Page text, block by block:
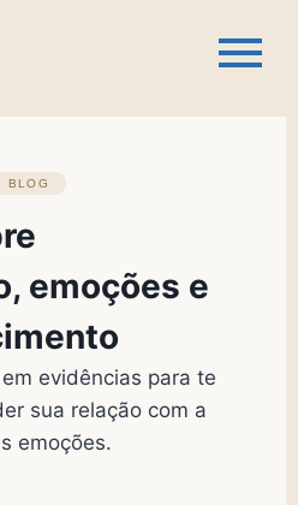
BLOG
emoções e
evidências para te
sua relação com a
emoções.